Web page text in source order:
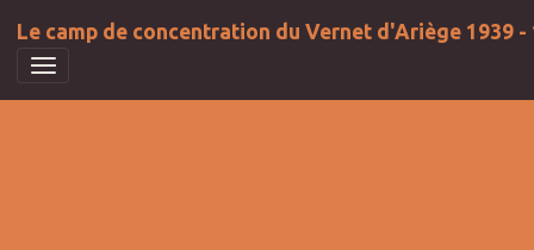
Le camp de concentration du Vernet d'Ariège 1939 -